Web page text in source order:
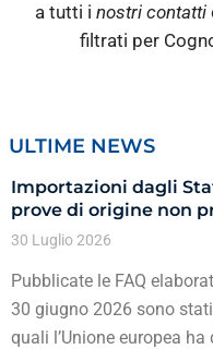
a tutti i nostri contatti
filtrati per
ULTIME NEWS
Importazioni dagli
prove di origine non
30 Luglio 2026
Pubblicate le FAQ
30 giugno 2026 sono
quali l’Unione europea